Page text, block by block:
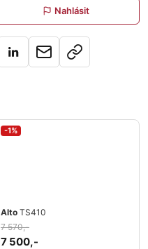
Nahlásit
-1%
Alto TS410
7 570,-
7 500,-